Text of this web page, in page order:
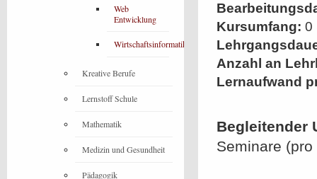
Kursumfang: 0
Anzahl an
Lernaufwand
Begleitender
Seminare
Web
Entwicklung
Wirtschaftsinformatik
Kreative Berufe
Lernstoff Schule
Mathematik
Medizin und Gesundheit
Pädagogik